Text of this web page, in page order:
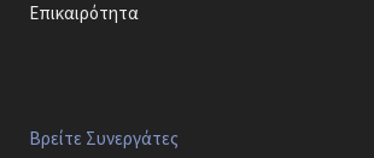
Επικαιρότητα
Βρείτε Συνεργάτες